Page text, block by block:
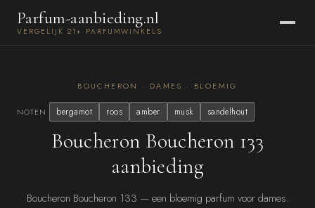
Parfum-aanbieding.nl
VERGELIJK 21+ PARFUMWINKELS
BOUCHERON · DAMES · BLOEMIG
NOTEN bergamot roos amber musk sandelhout
Boucheron Boucheron 133
aanbieding
Boucheron Boucheron 133 — een bloemig parfum voor dames.